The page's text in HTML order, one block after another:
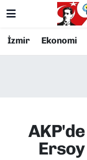
İzmir Ekonomi
Ersoy
Resmi İlanlar
EKONOMİ
Konak Nöbetçi
Süper Lig
Tüm